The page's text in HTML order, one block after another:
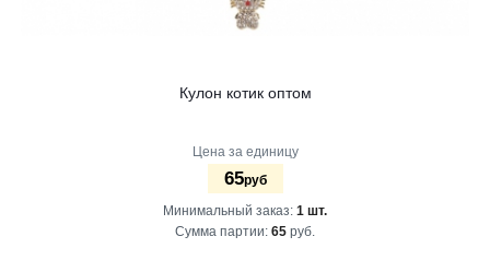
Кулон котик оптом
Цена за единицу
65руб
Минимальный заказ: 1 шт.
Сумма партии: 65 руб.